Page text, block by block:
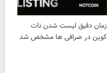
زمان دقیق لیست شدن نات
کوین در صرافی ها مشخص شد